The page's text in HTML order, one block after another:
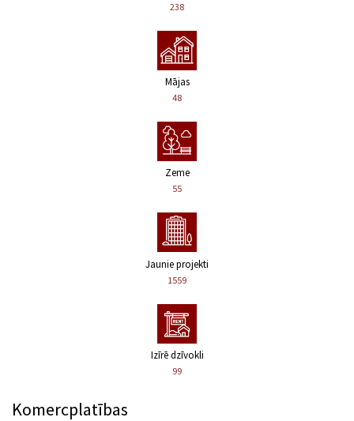
238
Mājas
48
Zeme
55
Jaunie projekti
1559
Izīrē dzīvokli
99
Komercplatības